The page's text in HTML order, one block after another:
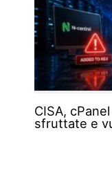
CISA,
sfruttate e